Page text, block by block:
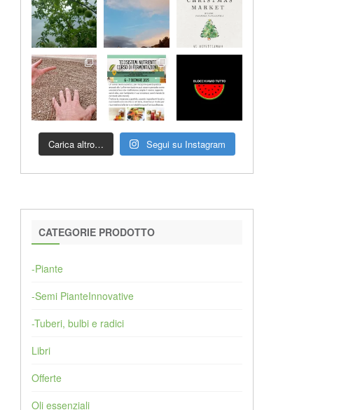
Carica altro… Segui su Instagram
CATEGORIE PRODOTTO
-Piante
-Semi PianteInnovative
-Tuberi, bulbi e radici
Libri
Offerte
Oli essenziali